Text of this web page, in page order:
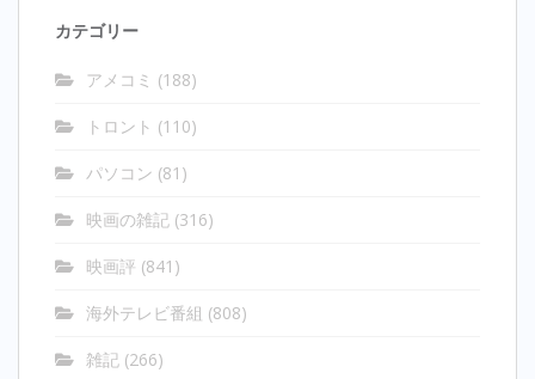
カテゴリー
アメコミ (188)
トロント (110)
パソコン (81)
映画の雑記 (316)
映画評 (841)
海外テレビ番組 (808)
雑記 (266)